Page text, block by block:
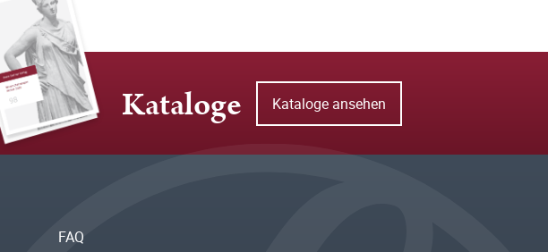
Kataloge Kataloge ansehen
FAQ